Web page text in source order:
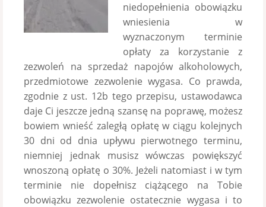
niedopełnienia obowiązku
wniesienia w
wyznaczonym terminie
opłaty za korzystanie z
zezwoleń na sprzedaż napojów alkoholowych,
przedmiotowe zezwolenie wygasa. Co prawda,
zgodnie z ust. 12b tego przepisu, ustawodawca
daje Ci jeszcze jedną szansę na poprawę, możesz
bowiem wnieść zaległą opłatę w ciągu kolejnych
30 dni od dnia upływu pierwotnego terminu,
niemniej jednak musisz wówczas powiększyć
wnoszoną opłatę o 30%. Jeżeli natomiast i w tym
terminie nie dopełnisz ciążącego na Tobie
obowiązku zezwolenie ostatecznie wygasa i to